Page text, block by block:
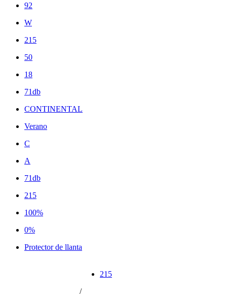
92
W
215
50
18
71db
CONTINENTAL
Verano
C
A
71db
215
100%
0%
Protector de llanta
215
/